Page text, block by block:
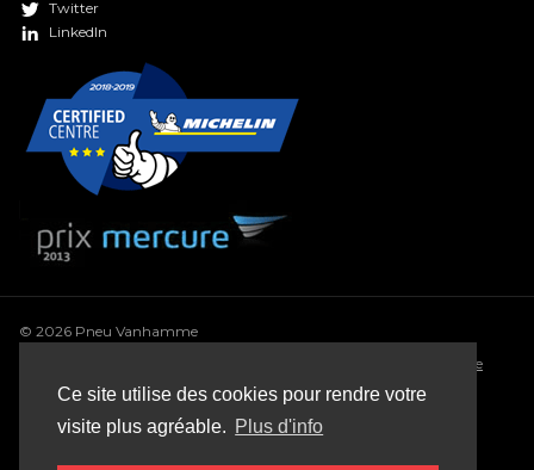
Ce site utilise des cookies pour rendre votre
visite plus agréable. Plus d'info
Twitter
LinkedIn
© 2026 Pneu Vanhamme
Politique
de cookie
• Conditions générales de vente
Sitemap
Webdesign: Robarov